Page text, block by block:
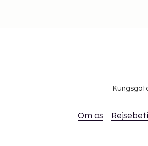
Kun registrerede gæster
Der er mulighed for
Om os